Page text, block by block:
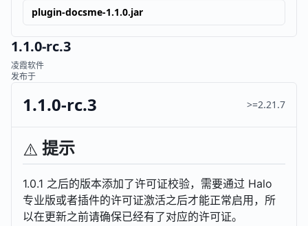
plugin-docsme-1.1.0.jar
1.1.0-rc.3
凌霞软件
发布于
1.1.0-rc.3 >=2.21.7
⚠️ 提示
1.0.1 之后的版本添加了许可证校验，需要通过 Halo
专业版或者插件的许可证激活之后才能正常启用，所
以在更新之前请确保已经有了对应的许可证。